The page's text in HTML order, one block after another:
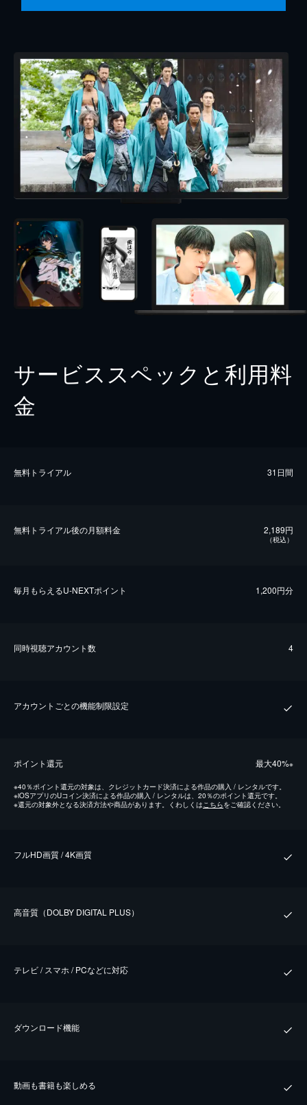
サービススペックと利用料
金
無料トライアル 31日間
無料トライアル後の⽉額料金 2,189円
（税込）
毎⽉もらえるU-NEXTポイント 1,200円分
同時視聴アカウント数 4
アカウントごとの機能制限設定
ポイント還元 最⼤40%※
※40％ポイント還元の対象は、クレジットカード決済による作品の購入 / レンタルです。
※iOSアプリのUコイン決済による作品の購入 / レンタルは、20％のポイント還元です。
※還元の対象外となる決済方法や商品があります。くわしくはこちらをご確認ください。
フルHD画質 / 4K画質
⾼⾳質（DOLBY DIGITAL PLUS）
テレビ / スマホ / PCなどに対応
ダウンロード機能
動画も書籍も楽しめる